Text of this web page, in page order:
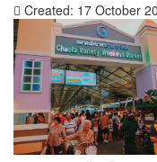
Created: 17 October